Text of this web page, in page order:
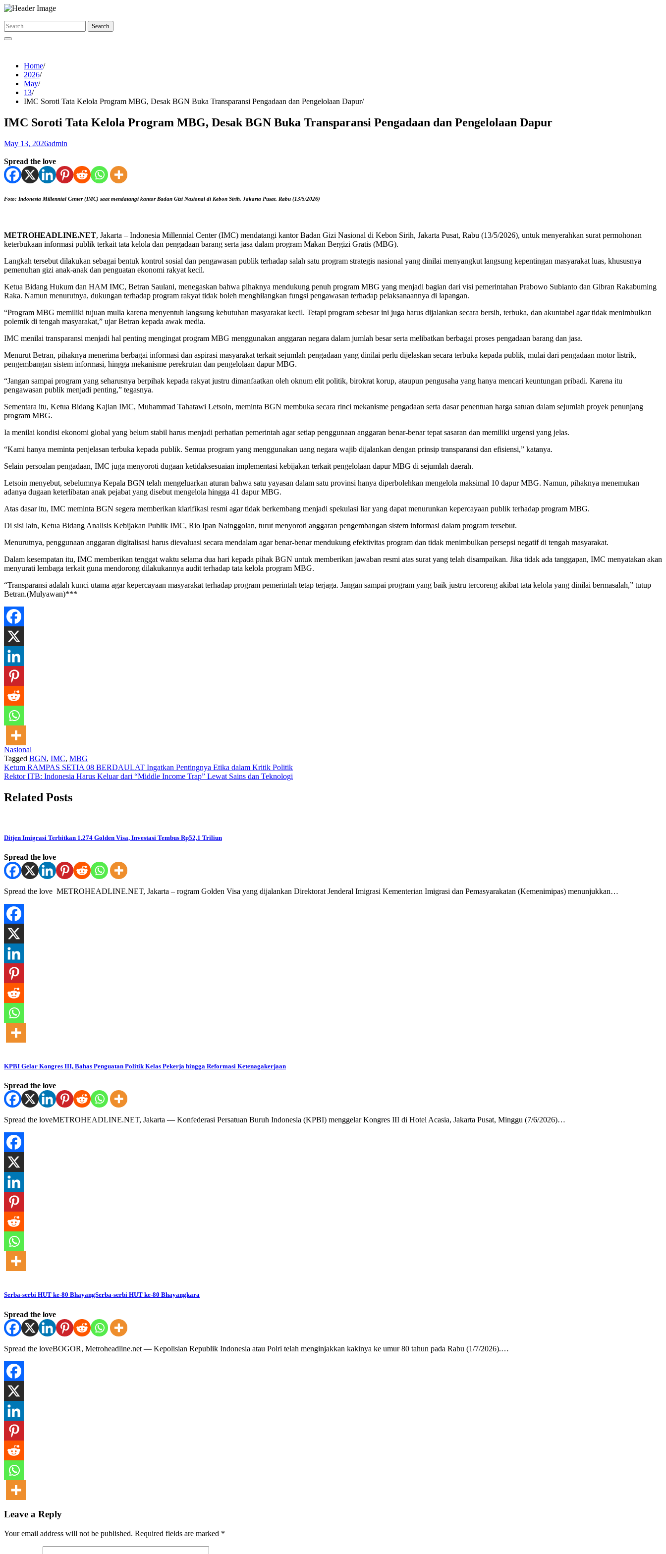
Skip
content
Search
for:
Home
2026
May
13
IMC Soroti Tata Kelola Program MBG, Desak BGN Buka Transparansi Pengadaan dan Pengelolaan Dapur
IMC Soroti Tata Kelola Program MBG, Desak BGN Buka Transparansi Pengadaan dan Pengelolaan Dapur
May 13, 2026admin
Spread the love
Foto: Indonesia Millennial Center (IMC) saat mendatangi kantor Badan Gizi Nasional di Kebon Sirih, Jakarta Pusat, Rabu (13/5/2026)
METROHEADLINE.NET, Jakarta – Indonesia Millennial Center (IMC) mendatangi kantor Badan Gizi Nasional di Kebon Sirih, Jakarta Pusat, Rabu (13/5/2026), untuk menyerahkan surat permohonan
keterbukaan informasi publik terkait tata kelola dan pengadaan barang serta jasa dalam program Makan Bergizi Gratis (MBG).
Langkah tersebut dilakukan sebagai bentuk kontrol sosial dan pengawasan publik terhadap salah satu program strategis nasional yang dinilai menyangkut langsung kepentingan masyarakat luas, khususnya
pemenuhan gizi anak-anak dan penguatan ekonomi rakyat kecil.
Ketua Bidang Hukum dan HAM IMC, Betran Saulani, menegaskan bahwa pihaknya mendukung penuh program MBG yang menjadi bagian dari visi pemerintahan Prabowo Subianto dan Gibran Rakabuming
Raka. Namun menurutnya, dukungan terhadap program rakyat tidak boleh menghilangkan fungsi pengawasan terhadap pelaksanaannya di lapangan.
“Program MBG memiliki tujuan mulia karena menyentuh langsung kebutuhan masyarakat kecil. Tetapi program sebesar ini juga harus dijalankan secara bersih, terbuka, dan akuntabel agar tidak menimbulkan
polemik di tengah masyarakat,” ujar Betran kepada awak media.
IMC menilai transparansi menjadi hal penting mengingat program MBG menggunakan anggaran negara dalam jumlah besar serta melibatkan berbagai proses pengadaan barang dan jasa.
Menurut Betran, pihaknya menerima berbagai informasi dan aspirasi masyarakat terkait sejumlah pengadaan yang dinilai perlu dijelaskan secara terbuka kepada publik, mulai dari pengadaan motor listrik,
pengembangan sistem informasi, hingga mekanisme perekrutan dan pengelolaan dapur MBG.
“Jangan sampai program yang seharusnya berpihak kepada rakyat justru dimanfaatkan oleh oknum elit politik, birokrat korup, ataupun pengusaha yang hanya mencari keuntungan pribadi. Karena itu
pengawasan publik menjadi penting,” tegasnya.
Sementara itu, Ketua Bidang Kajian IMC, Muhammad Tahatawi Letsoin, meminta BGN membuka secara rinci mekanisme pengadaan serta dasar penentuan harga satuan dalam sejumlah proyek penunjang
program MBG.
Ia menilai kondisi ekonomi global yang belum stabil harus menjadi perhatian pemerintah agar setiap penggunaan anggaran benar-benar tepat sasaran dan memiliki urgensi yang jelas.
“Kami hanya meminta penjelasan terbuka kepada publik. Semua program yang menggunakan uang negara wajib dijalankan dengan prinsip transparansi dan efisiensi,” katanya.
Selain persoalan pengadaan, IMC juga menyoroti dugaan ketidaksesuaian implementasi kebijakan terkait pengelolaan dapur MBG di sejumlah daerah.
Letsoin menyebut, sebelumnya Kepala BGN telah mengeluarkan aturan bahwa satu yayasan dalam satu provinsi hanya diperbolehkan mengelola maksimal 10 dapur MBG. Namun, pihaknya menemukan
adanya dugaan keterlibatan anak pejabat yang disebut mengelola hingga 41 dapur MBG.
Atas dasar itu, IMC meminta BGN segera memberikan klarifikasi resmi agar tidak berkembang menjadi spekulasi liar yang dapat menurunkan kepercayaan publik terhadap program MBG.
Di sisi lain, Ketua Bidang Analisis Kebijakan Publik IMC, Rio Ipan Nainggolan, turut menyoroti anggaran pengembangan sistem informasi dalam program tersebut.
Menurutnya, penggunaan anggaran digitalisasi harus dievaluasi secara mendalam agar benar-benar mendukung efektivitas program dan tidak menimbulkan persepsi negatif di tengah masyarakat.
Dalam kesempatan itu, IMC memberikan tenggat waktu selama dua hari kepada pihak BGN untuk memberikan jawaban resmi atas surat yang telah disampaikan. Jika tidak ada tanggapan, IMC menyatakan akan
menyurati lembaga terkait guna mendorong dilakukannya audit terhadap tata kelola program MBG.
“Transparansi adalah kunci utama agar kepercayaan masyarakat terhadap program pemerintah tetap terjaga. Jangan sampai program yang baik justru tercoreng akibat tata kelola yang dinilai bermasalah,” tutup
Betran.(Mulyawan)***
Nasional
Tagged BGN, IMC, MBG
Post
navigation
Ketum RAMPAS SETIA 08 BERDAULAT Ingatkan Pentingnya Etika dalam Kritik Politik
Rektor ITB: Indonesia Harus Keluar dari “Middle Income Trap” Lewat Sains dan Teknologi
Related Posts
Ditjen Imigrasi Terbitkan 1.274 Golden Visa, Investasi Tembus Rp52,1 Triliun
Spread the love
Spread the love METROHEADLINE.NET, Jakarta – rogram Golden Visa yang dijalankan Direktorat Jenderal Imigrasi Kementerian Imigrasi dan Pemasyarakatan (Kemenimipas) menunjukkan…
KPBI Gelar Kongres III, Bahas Penguatan Politik Kelas Pekerja hingga Reformasi Ketenagakerjaan
Spread the love
Spread the loveMETROHEADLINE.NET, Jakarta — Konfederasi Persatuan Buruh Indonesia (KPBI) menggelar Kongres III di Hotel Acasia, Jakarta Pusat, Minggu (7/6/2026)…
Serba-serbi HUT ke-80 BhayangSerba-serbi HUT ke-80 Bhayangkara
Spread the love
Spread the loveBOGOR, Metroheadline.net — Kepolisian Republik Indonesia atau Polri telah menginjakkan kakinya ke umur 80 tahun pada Rabu (1/7/2026).…
Leave a Reply
Your email address will not be published. Required fields are marked *